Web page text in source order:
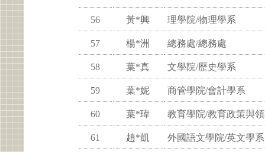
56 黃*興 理學院/物理學系
57 楊*洲 總務處/總務處
58 葉*真 文學院/歷史學系
59 葉*妮 商管學院/會計學系
60 葉*瑋 教育學院/教育政策與
61 趙*凱 外國語文學院/英文學系